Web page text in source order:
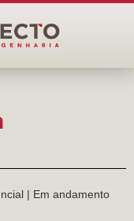
| Em andamento